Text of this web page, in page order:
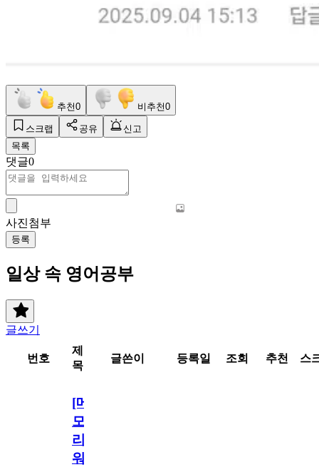
추천0 비추천0
스크랩 공유
신고
목록
댓글0
사진첨부
등록
일상 속 영어공부
글쓰기
번호
제
목
글쓴이 등록일 조회 추천 스
[메
모
리
워